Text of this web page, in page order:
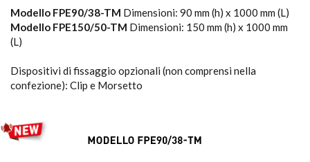
Modello FPE90/38-TM Dimensioni: 90 mm (h) x 1000 mm (L)
Modello FPE150/50-TM Dimensioni: 150 mm (h) x 1000 mm
(L)
Dispositivi di fissaggio opzionali (non comprensi nella
confezione): Clip e Morsetto